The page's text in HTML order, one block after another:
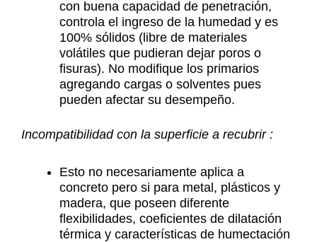
con buena capacidad de penetración,
controla el ingreso de la humedad y es
100% sólidos (libre de materiales
volátiles que pudieran dejar poros o
fisuras). No modifique los primarios
agregando cargas o solventes pues
pueden afectar su desempeño.
Incompatibilidad con la superficie a recubrir :
Esto no necesariamente aplica a
concreto pero si para metal, plásticos y
madera, que poseen diferente
flexibilidades, coeficientes de dilatación
térmica y características de humectación